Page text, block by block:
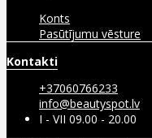
Konts
Pasūtījumu vēsture
Kontakti
+37060766233
info@beautyspot.lv
I - VII 09.00 - 20.00